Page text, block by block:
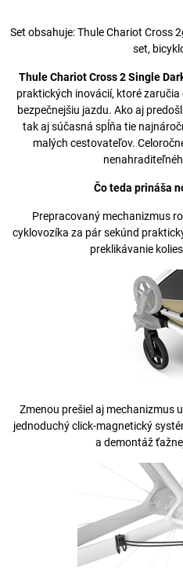
Set obsahuje: Thule Chariot Cross
set,
Thule Chariot Cross 2 Single
praktických inovácií, ktoré
bezpečnejšiu jazdu. Ako aj
tak aj súčasná spĺňa tie
malých cestovateľov.
Čo teda prináša
Prepracovaný mechanizmus
cyklovozíka za pár sekúnd
preklikávanie
Zmenou prešiel aj mechanizmus
jednoduchý click-magnetický
a demontáž